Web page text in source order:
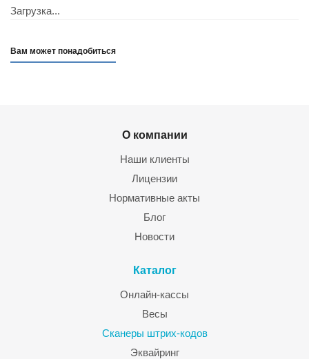
Загрузка...
Вам может понадобиться
О компании
Наши клиенты
Лицензии
Нормативные акты
Блог
Новости
Каталог
Онлайн-кассы
Весы
Сканеры штрих-кодов
Эквайринг